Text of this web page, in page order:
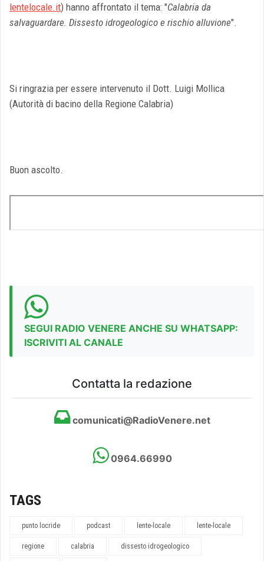
lentelocale.it) hanno affrontato il tema: "Calabria da
salvaguardare. Dissesto idrogeologico e rischio alluvione".
Si ringrazia per essere intervenuto il Dott. Luigi Mollica
(Autorità di bacino della Regione Calabria)
Buon ascolto.
SEGUI RADIO VENERE ANCHE SU WHATSAPP:
ISCRIVITI AL CANALE
Contatta la redazione
comunicati@RadioVenere.net
0964.66990
TAGS
punto locride podcast lente-locale lente-locale
regione calabria dissesto idrogeologico